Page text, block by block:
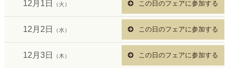
12月1日 （火） この日のフェアに参加する
12月2日 （水） この日のフェアに参加する
12月3日 （木） この日のフェアに参加する